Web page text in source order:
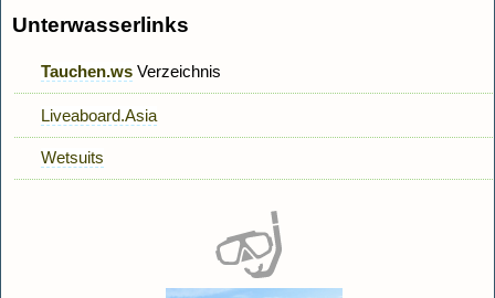
Unterwasserlinks
Tauchen.ws Verzeichnis
Liveaboard.Asia
Wetsuits